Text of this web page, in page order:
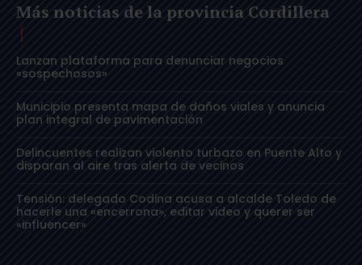
Más noticias de la provincia Cordillera
Lanzan plataforma para denunciar negocios
«sospechosos»
Municipio presenta mapa de daños viales y anuncia
plan integral de pavimentación
Delincuentes realizan violento turbazo en Puente Alto y
disparan al aire tras alerta de vecinos
Tensión: delegado Codina acusa a alcalde Toledo de
hacerle una «encerrona», editar video y querer ser
«influencer»